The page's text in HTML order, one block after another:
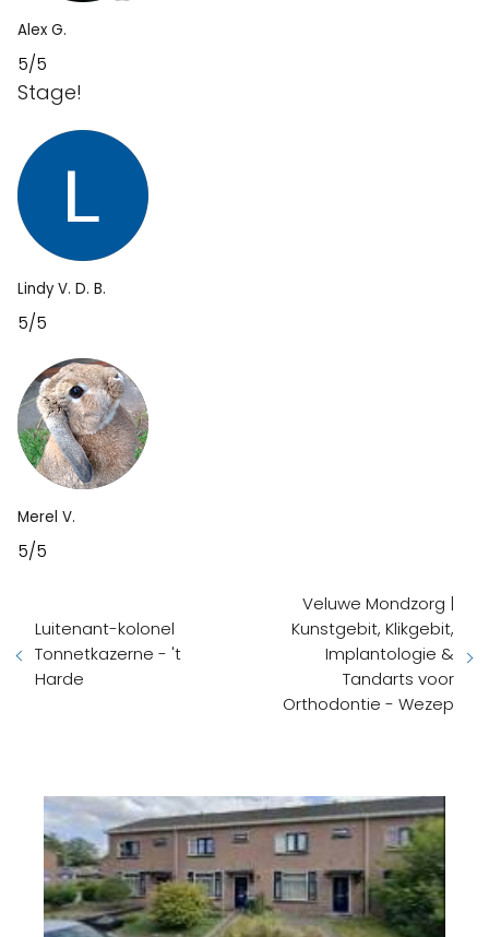
Alex G.
5/5
Stage!
Lindy V. D. B.
5/5
Merel V.
5/5
Luitenant-kolonel
Tonnetkazerne - 't
Harde
Veluwe Mondzorg |
Kunstgebit, Klikgebit,
Implantologie &
Tandarts voor
Orthodontie - Wezep